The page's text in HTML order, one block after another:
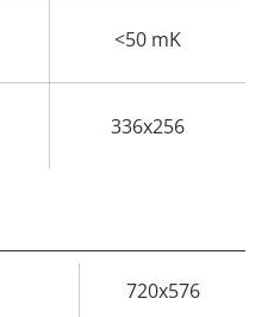
<50 mK
336x256
Eigentumswert
720x576